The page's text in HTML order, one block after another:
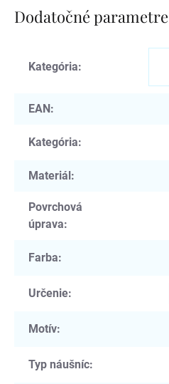
Dodatočné parametre
Kategória:
EAN:
Kategória:
Materiál:
Povrchová
úprava:
Farba:
Určenie:
Motív:
Typ náušníc: